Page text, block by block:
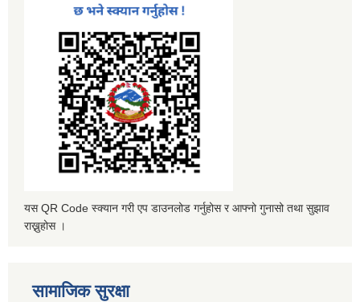
यस QR Code स्क्यान गरी एप डाउनलोड गर्नुहोस र आफ्नो गुनासो तथा सुझाव
राख्नुहोस ।
सामाजिक सुरक्षा